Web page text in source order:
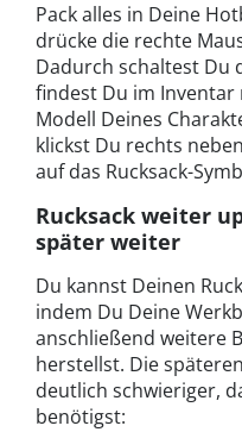
Pack alles in Deine
drücke die rechte
Dadurch schaltest Du
findest Du im Inventar
Modell Deines
klickst Du rechts
auf das Rucksack-
Rucksack weiter
später weiter
Du kannst Deinen
indem Du Deine
anschließend weitere
herstellst. Die
deutlich schwieriger,
benötigst: